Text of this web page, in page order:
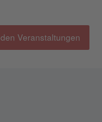
Veranstaltungen